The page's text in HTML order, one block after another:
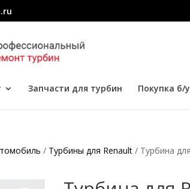
Запчасти для турбин Покупка б/
/ Турбины для Renault / Турбина